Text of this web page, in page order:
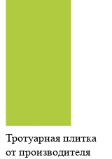
Тротуарная плитка
от производителя